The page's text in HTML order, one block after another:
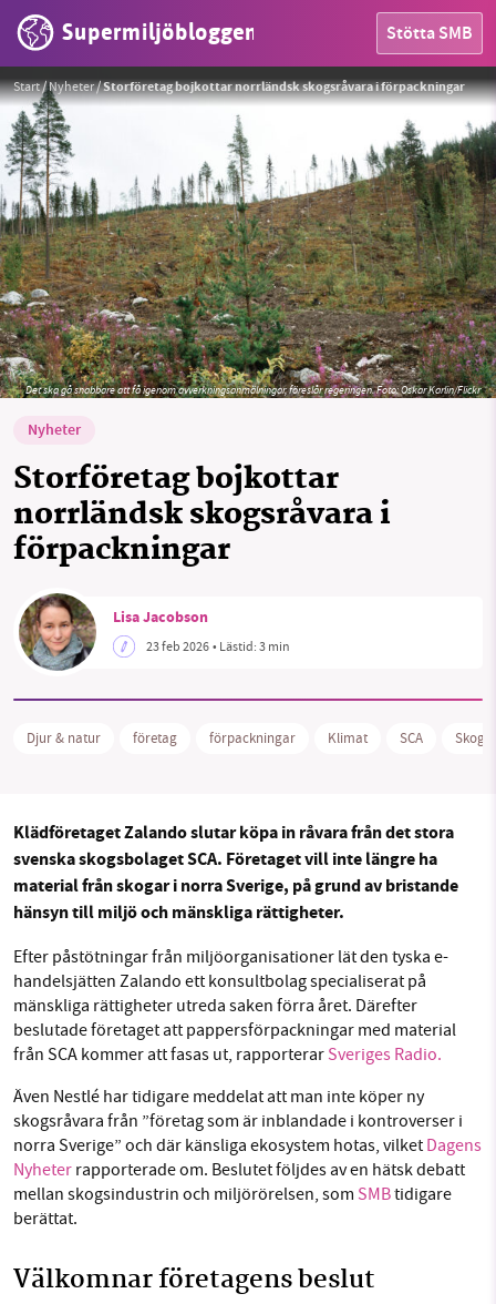
Supermiljöbloggen Stötta SMB
HEM
OMRÅDEN
MILJÖFAKTA
OM OSS
Sök Sparade inlägg
Facebook
Start/Nyheter/Storföretag bojkottar norrländsk skogsråvara i förpackningar
Nyheter
Storföretag bojkottar
norrländsk skogsråvara i
förpackningar
Det ska gå snabbare att få igenom avverkningsanmälningar, föreslår regeringen.Foto:Oskar Karlin/Flickr
Lisa Jacobson
23 feb 2026• Lästid:3 min
Djur & natur företag förpackningar Klimat SCA Skog
Klädföretaget Zalando slutar köpa in råvara från det stora
svenska skogsbolaget SCA. Företaget vill inte längre ha
material från skogar i norra Sverige, på grund av bristande
hänsyn till miljö och mänskliga rättigheter.
Efter påstötningar från miljöorganisationer lät den tyska e-
handelsjätten Zalando ett konsultbolag specialiserat på
mänskliga rättigheter utreda saken förra året. Därefter
beslutade företaget att pappersförpackningar med material
från SCA kommer att fasas ut, rapporterar Sveriges Radio.
Även Nestlé har tidigare meddelat att man inte köper ny
skogsråvara från ”företag som är inblandade i kontroverser i
norra Sverige” och där känsliga ekosystem hotas, vilket Dagens
Nyheter rapporterade om. Beslutet följdes av en hätsk debatt
mellan skogsindustrin och miljörörelsen, som SMBtidigare
berättat.
Välkomnar företagens beslut
SMB kämpar för en hållbar framtid. Sedan
starten 2010 har vår ideella redaktion drivit
miljödebatten framåt genom
nyhetsbevakning och granskningar. Nu vill vi
utveckla vårt arbete – och vi hoppas att du
vill hjälpa oss.
1231368703
Läs vad vi vill göra